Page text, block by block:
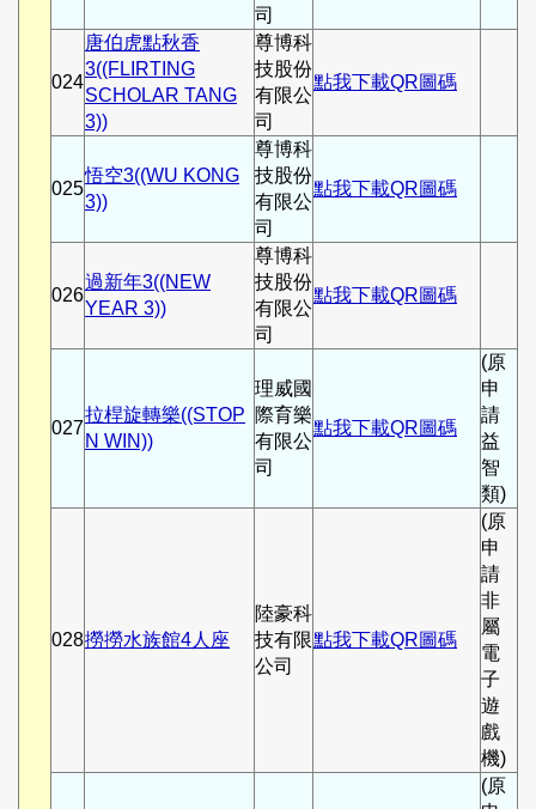
司
024
唐伯虎點秋香
3((FLIRTING
SCHOLAR TANG
3))
尊博科
技股份
有限公
司
點我下載QR圖碼
025
悟空3((WU KONG
3))
尊博科
技股份
有限公
司
點我下載QR圖碼
026
過新年3((NEW
YEAR 3))
尊博科
技股份
有限公
司
點我下載QR圖碼
027
拉桿旋轉樂((STOP
N WIN))
理威國
際育樂
有限公
司
點我下載QR圖碼
(原
申
請
益
智
類)
028撈撈水族館4人座
陸豪科
技有限
公司
點我下載QR圖碼
(原
申
請
非
屬
電
子
遊
戲
機)
(原